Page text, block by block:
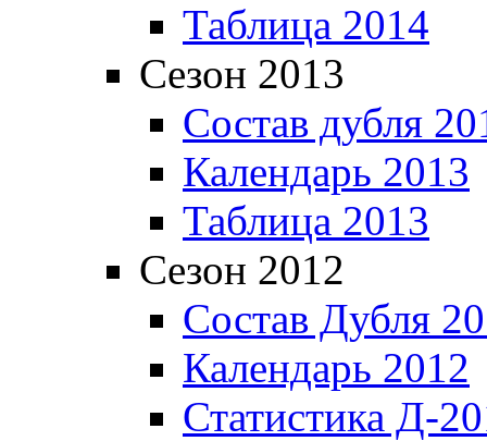
Таблица 2014
Сезон 2013
Состав дубля
Календарь 2013
Таблица 2013
Сезон 2012
Состав Дубля
Календарь 2012
Статистика Д-